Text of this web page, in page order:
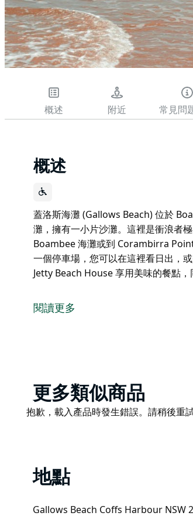
概述 附近 常見問
概述
蓋洛斯海灘 (Gallows Beach) 位於
灘，擁有一小片沙灘。這裡是衝浪者
Boambee 海灘或到 Corambirra
一個停車場，您可以在這裡看日出，
Jetty Beach House 享用美味的餐點，
灘，擁有一小片沙灘。這裡是衝浪者
閱讀更多
Product
List
更多類似商品
Product
抱歉，載入產品時發生錯誤。請稍後重試
地點
Gallows Beach Coffs Harbour NSW